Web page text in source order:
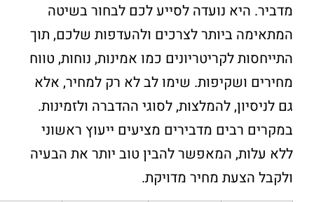
מדביר. היא נועדה לסייע לכם לבחור בשיטה
המתאימה ביותר לצרכים ולהעדפות שלכם, תוך
התייחסות לקריטריונים כמו אמינות, נוחות, טווח
מחירים ושקיפות. שימו לב לא רק למחיר, אלא
גם לניסיון, להמלצות, לסוגי ההדברה ולזמינות.
במקרים רבים מדבירים מציעים ייעוץ ראשוני
ללא עלות, המאפשר להבין טוב יותר את הבעיה
ולקבל הצעת מחיר מדויקת.